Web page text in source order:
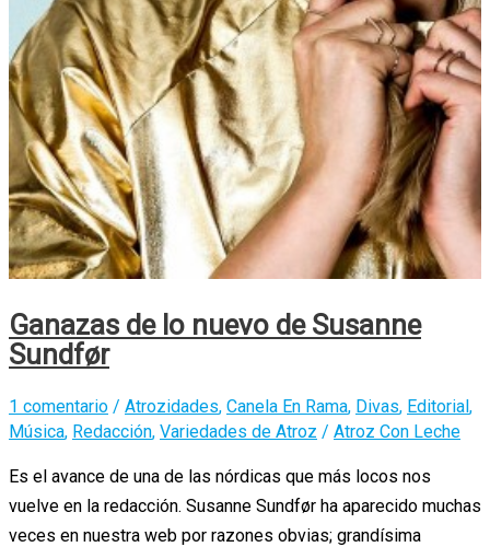
Ganazas de lo nuevo de Susanne
Sundfør
1 comentario / Atrozidades, Canela En Rama, Divas, Editorial,
Música, Redacción, Variedades de Atroz / Atroz Con Leche
Es el avance de una de las nórdicas que más locos nos
vuelve en la redacción. Susanne Sundfør ha aparecido muchas
veces en nuestra web por razones obvias; grandísima